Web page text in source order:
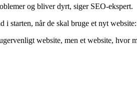
og bliver dyrt, siger SEO-ekspert.
starten, når de skal bruge et nyt website:
website, men et website, hvor